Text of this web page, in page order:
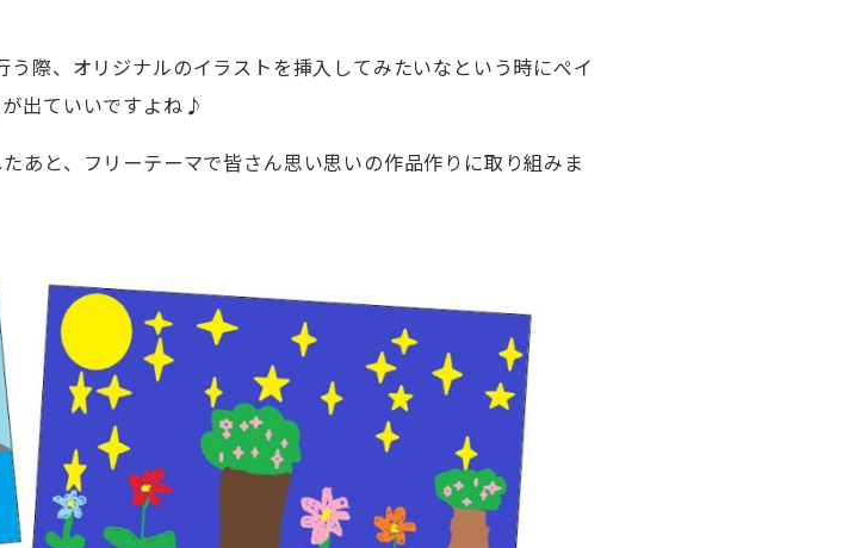
際、オリジナルのイラストを挿入してみたいなという時にぺイ
出ていいですよね♪
あと、フリーテーマで皆さん思い思いの作品作りに取り組みま